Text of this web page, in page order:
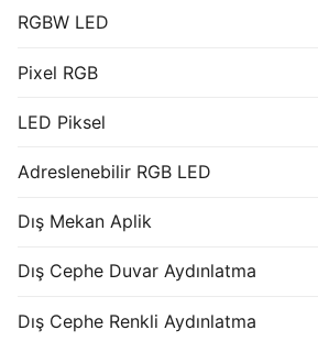
RGBW LED
Pixel RGB
LED Piksel
Adreslenebilir RGB LED
Dış Mekan Aplik
Dış Cephe Duvar Aydınlatma
Dış Cephe Renkli Aydınlatma